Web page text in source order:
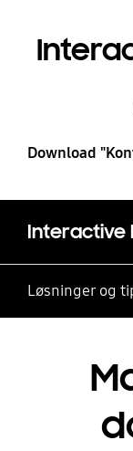
Download
Løsninger og